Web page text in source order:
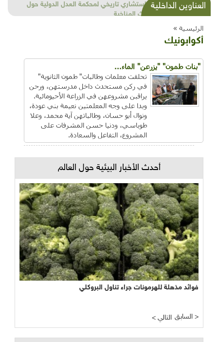
العناوين الداخليةشذرات بيئية وتنموية...بنية تحتية وحلويات قبيحة
وحاكورة ونوبل وزيتون و"سيباط"
الرئيسية »
أكوابونيك
"بنات طمون" "يزرعن" الماء...
تحلقت معلمات وطالبات" طمون الثانوية"
في ركن مستحدث داخل مدرستهن، ورحن
يراقبن مشروعهن في الزراعة الأحيومائية.
وبدا على وجه المعلمتين نعيمة بني عودة،
ونوال أبو حسان، وطالباتهن آية محمد، وعلا
طوباسي، ودنيا حسن المشرفات على
المشروع، التفاعل والسعادة.
أحدث الأخبار البيئية حول العالم
فوائد مذهلة للهرمونات جراء تناول البروكلي
< التالي السابق >